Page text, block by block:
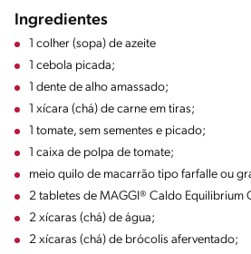
Ingredientes
1 colher (sopa) de azeite
1 cebola picada;
1 dente de alho amassado;
1 xícara (chá) de carne em tiras;
1 tomate, sem sementes e picado;
1 caixa de polpa de tomate;
meio quilo de macarrão tipo farfalle ou
2 tabletes de MAGGI® Caldo Equilibrium
2 xícaras (chá) de água;
2 xícaras (chá) de brócolis aferventado;